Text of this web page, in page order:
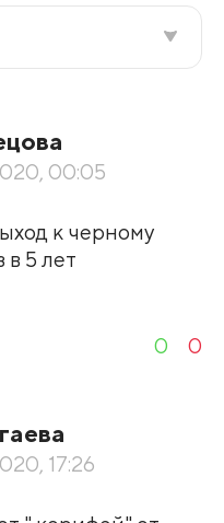
00:05
к черному
в 5 лет
0 0
17:26